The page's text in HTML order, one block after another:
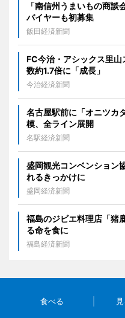
「南信州うまいもの商
バイヤーも初募集
飯田経済新聞
FC今治・アシックス里
数約1.7倍に「成長」
今治経済新聞
名古屋駅前に「オニツ
模、全ライン展開
名駅経済新聞
盛岡観光コンベンショ
れるきっかけに
盛岡経済新聞
福島のジビエ料理店「
る命を食に
福島経済新聞
食べる